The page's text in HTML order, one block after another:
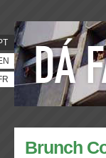
Brunch